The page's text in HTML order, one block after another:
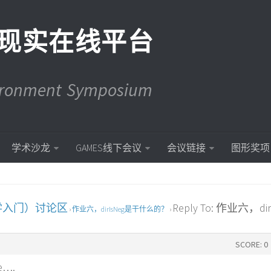
实在线平台
Symposium
学术沙龙 GAMES线下会议 会议链接 图形奖项
入门）讨论区 ›作业六，dirIsNeg是干什么的？ › Reply To: 作业六，
SCORE: 0